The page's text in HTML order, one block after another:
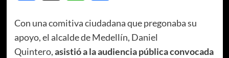
Con una comitiva ciudadana que pregonaba su
apoyo, el alcalde de Medellín, Daniel
Quintero,asistió a la audiencia pública convocada